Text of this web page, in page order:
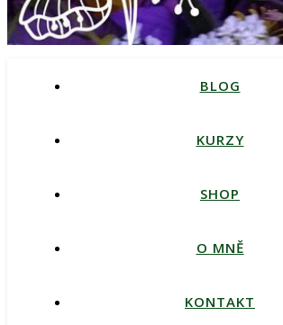
BLOG
KURZY
SHOP
O MNĚ
KONTAKT